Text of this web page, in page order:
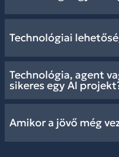
Technológiai
Technológia, agent
sikeres egy AI
Amikor a jövő még